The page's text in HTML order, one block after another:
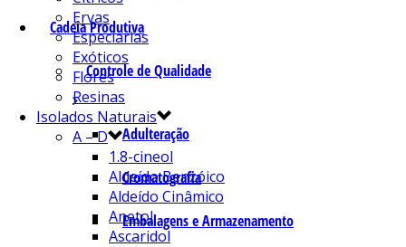
Cadeia Produtiva
Controle de Qualidade
Adulteração
Cromatografia
Embalagens e Armazenamento
Ervas
Especiarias
Exóticos
Flores
Resinas
Isolados Naturais
A – D
1.8-cineol
Aldeído Benzóico
Aldeído Cinâmico
Anetol
Ascaridol